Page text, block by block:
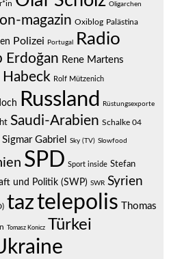
Oligarchen
magazin Oxiblog Palästina
Polizei Portugal Radio
Erdoğan Rene Martens
Habeck Rolf Mützenich
Russland Rüstungsexporte
Saudi-Arabien Schalke 04
Sigmar Gabriel Sky (TV) Slowfood
SPD Sport inside Stefan
und Politik (SWP) SWR Syrien
taztelepolis
Thomas
Tomasz Konicz Türkei